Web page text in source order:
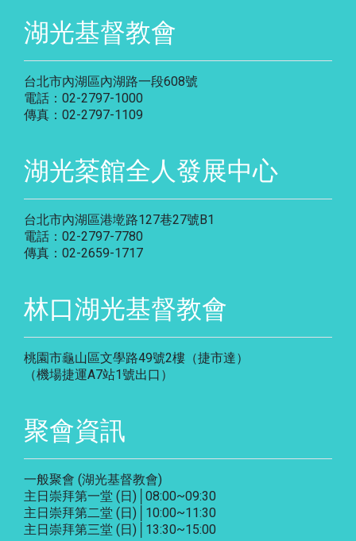
湖光基督教會
台北市內湖區內湖路一段608號
電話：02-2797-1000
傳真：02-2797-1109
湖光棻館全人發展中心
台北市內湖區港墘路127巷27號B1
電話：02-2797-7780
傳真：02-2659-1717
林口湖光基督教會
桃園市龜山區文學路49號2樓（捷市達）
（機場捷運A7站1號出口）
聚會資訊
一般聚會 (湖光基督教會)
主日崇拜第一堂 (日)│08:00~09:30
主日崇拜第二堂 (日)│10:00~11:30
主日崇拜第三堂 (日)│13:30~15:00